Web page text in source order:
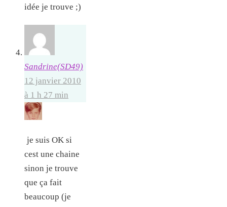
idée je trouve ;)
Sandrine(SD49)
12 janvier 2010
à 1 h 27 min
je suis OK si
cest une chaine
sinon je trouve
que ça fait
beaucoup (je